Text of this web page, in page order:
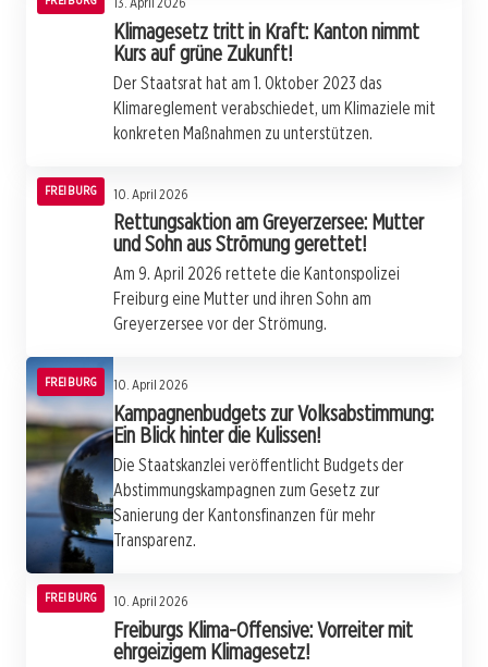
Klimagesetz tritt in Kraft: Kanton nimmt
Kurs auf grüne Zukunft!
Der Staatsrat hat am 1. Oktober 2023 das
Klimareglement verabschiedet, um Klimaziele mit
konkreten Maßnahmen zu unterstützen.
FREIBURG 10. April 2026
Rettungsaktion am Greyerzersee: Mutter
und Sohn aus Strömung gerettet!
Am 9. April 2026 rettete die Kantonspolizei
Freiburg eine Mutter und ihren Sohn am
Greyerzersee vor der Strömung.
FREIBURG 10. April 2026
Kampagnenbudgets zur Volksabstimmung:
Ein Blick hinter die Kulissen!
Die Staatskanzlei veröffentlicht Budgets der
Abstimmungskampagnen zum Gesetz zur
Sanierung der Kantonsfinanzen für mehr
Transparenz.
FREIBURG 10. April 2026
Freiburgs Klima-Offensive: Vorreiter mit
ehrgeizigem Klimagesetz!